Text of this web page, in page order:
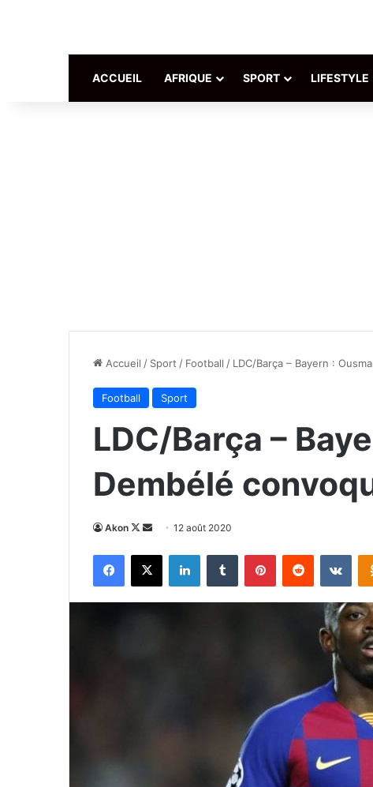
ACCUEIL AFRIQUE SPORT LIFESTYLE
Accueil / Sport / Football / LDC/Barça – Bayern :
Football Sport
LDC/Barça –
Dembélé
Akon
Follow
X
Envoyer
courriel
12 août 2020
Facebook
X LinkedinTumblr PinterestReddit